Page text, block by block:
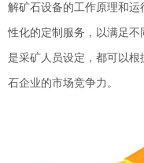
解矿石设备的工作原理和
性化的定制服务，以满足
是采矿人员设定，都可以
石企业的市场竞争力。